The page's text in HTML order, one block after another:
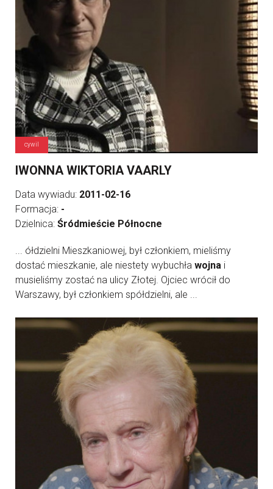
cywil
IWONNA WIKTORIA VAARLY
Data wywiadu: 2011-02-16
Formacja: -
Dzielnica: Śródmieście Północne
... ółdzielni Mieszkaniowej, był członkiem, mieliśmy
dostać mieszkanie, ale niestety wybuchła wojna i
musieliśmy zostać na ulicy Złotej. Ojciec wrócił do
Warszawy, był członkiem spółdzielni, ale ...